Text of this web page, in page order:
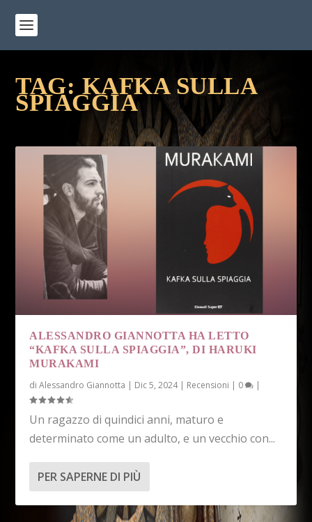
TAG: KAFKA SULLA
SPIAGGIA
ALESSANDRO GIANNOTTA HA LETTO
“KAFKA SULLA SPIAGGIA”, DI HARUKI
MURAKAMI
diAlessandro Giannotta | Dic 5, 2024| Recensioni | 0 |
Un ragazzo di quindici anni, maturo e
determinato come un adulto, e un vecchio con...
PER SAPERNE DI PIÙ